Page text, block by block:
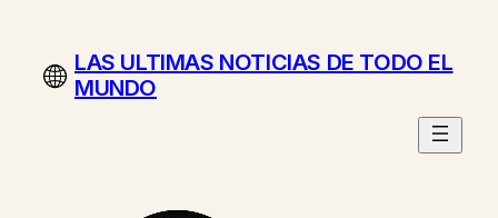
contenidoLAS ULTIMAS NOTICIAS DE TODO EL
MUNDO